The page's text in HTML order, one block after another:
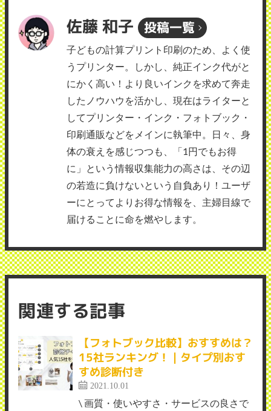
佐藤 和子 投稿一覧
子どもの計算プリント印刷のため、よく使
うプリンター。しかし、純正インク代がと
にかく高い！より良いインクを求めて奔走
したノウハウを活かし、現在はライターと
してプリンター・インク・フォトブック・
印刷通販などをメインに執筆中。日々、身
体の衰えを感じつつも、「1円でもお得
に」という情報収集能力の高さは、その辺
の若造に負けないという自負あり！ユーザ
ーにとってよりお得な情報を、主婦目線で
届けることに命を燃やします。
関連する記事
【フォトブック比較】おすすめは？
15社ランキング！｜タイプ別おす
すめ診断付き
2021.10.01
\ 画質・使いやすさ・サービスの良さで